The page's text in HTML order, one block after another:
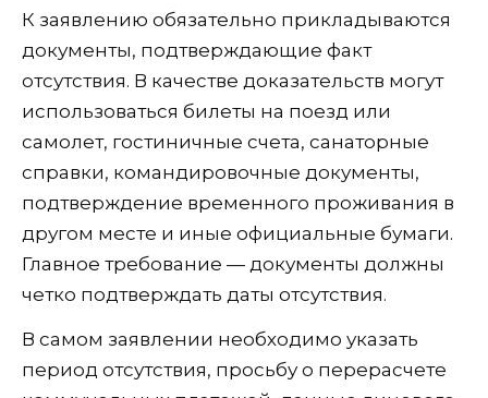
К заявлению обязательно прикладываются
документы, подтверждающие факт
отсутствия. В качестве доказательств могут
использоваться билеты на поезд или
самолет, гостиничные счета, санаторные
справки, командировочные документы,
подтверждение временного проживания в
другом месте и иные официальные бумаги.
Главное требование — документы должны
четко подтверждать даты отсутствия.
В самом заявлении необходимо указать
период отсутствия, просьбу о перерасчете